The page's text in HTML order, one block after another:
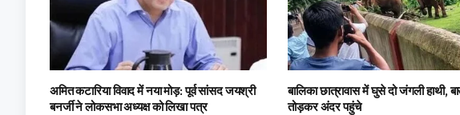
अमित कटारिया विवाद में नया मोड़: पूर्व सांसद जयश्री
बनर्जी ने लोकसभा अध्यक्ष को लिखा पत्र
बालिका छात्रावास में घुसे दो जंगली हाथी,
तोड़कर अंदर पहुंचे